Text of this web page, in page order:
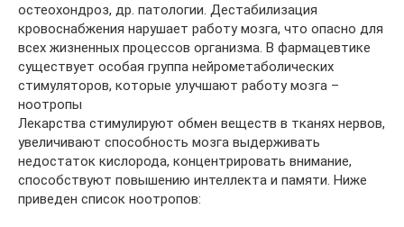
остеохондроз, др. патологии. Дестабилизация
кровоснабжения нарушает работу мозга, что опасно для
всех жизненных процессов организма. В фармацевтике
существует особая группа нейрометаболических
стимуляторов, которые улучшают работу мозга –
ноотропы
Лекарства стимулируют обмен веществ в тканях нервов,
увеличивают способность мозга выдерживать
недостаток кислорода, концентрировать внимание,
способствуют повышению интеллекта и памяти. Ниже
приведен список ноотропов: